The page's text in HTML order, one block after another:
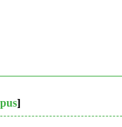
]